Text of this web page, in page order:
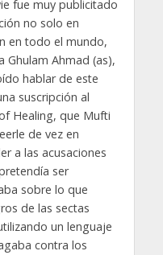
fue muy publicitado
no solo en
en todo el mundo,
Ghulam Ahmad (as),
hablar de este
suscripción al
Healing, que Mufti
de vez en
a las acusaciones
ser
sobre lo que
de las sectas
un lenguaje
contra los